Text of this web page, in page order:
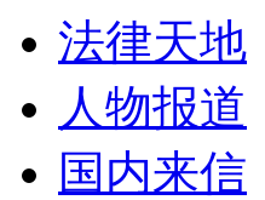
法律天地
人物报道
国内来信